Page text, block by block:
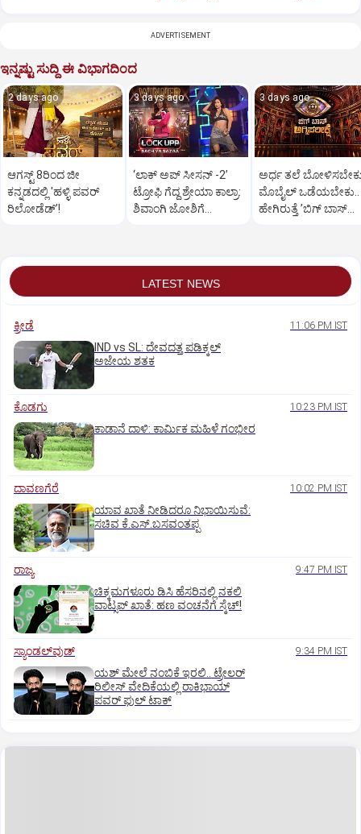
ADVERTISEMENT
ಇನ್ನಷ್ಟು ಸುದ್ದಿ ಈ ವಿಭಾಗದಿಂದ
2 days ago
ಆಗಸ್ಟ್ 8ರಿಂದ ಜೀ
ಕನ್ನಡದಲ್ಲಿ 'ಹಳ್ಳಿ ಪವರ್
ರಿಲೋಡೆಡ್ʼ!
3 days ago
‘ಲಾಕ್ ಅಪ್ ಸೀಸನ್‌ -2ʼ
ಟ್ರೋಫಿ ಗೆದ್ದ ಶ್ರೇಯಾ ಕಾಲ್ರಾ:
ಶಿವಾಂಗಿ ಜೋಶಿಗೆ
3 days ago
ಅರ್ಧ ತಲೆ
ಮೊಬೈಲ್‌ ಒಡೆಯಬೇಕು..
ಹೇಗಿರುತ್ತೆ ‌ʼಬಿಗ್ ಬಾಸ್‌
LATEST NEWS
ಕ್ರೀಡೆ 11:06 PM IST
IND vs SL: ದೇವದತ್ತ ಪಡಿಕ್ಕಲ್‌
ಅಜೇಯ ಶತಕ
ಕೊಡಗು 10:23 PM IST
ಕಾಡಾನೆ ದಾಳಿ: ಕಾರ್ಮಿಕ ಮಹಿಳೆ ಗಂಭೀರ
ದಾವಣಗೆರೆ 10:02 PM IST
ಯಾವ ಖಾತೆ ನೀಡಿದರೂ ನಿಭಾಯಿಸುವೆ:
ಸಚಿವ ಕೆ.ಎಸ್.ಬಸವಂತಪ್ಪ
ರಾಜ್ಯ 9:47 PM IST
ಚಿಕ್ಕಮಗಳೂರು ಡಿಸಿ ಹೆಸರಿನಲ್ಲಿ ನಕಲಿ
ವಾಟ್ಸಪ್ ಖಾತೆ: ಹಣ ವಂಚನೆಗೆ ಸ್ಕೆಚ್!
ಸ್ಯಾಂಡಲ್‌ವುಡ್‌ 9:34 PM IST
ಯಶ್‌ ಮೇಲೆ ನಂಬಿಕೆ ಇರಲಿ.. ಟ್ರೇಲರ್‌
ರಿಲೀಸ್‌ ವೇದಿಕೆಯಲ್ಲಿ ರಾಕಿಭಾಯ್‌
ಪವರ್‌ ಫುಲ್‌ ಟಾಕ್